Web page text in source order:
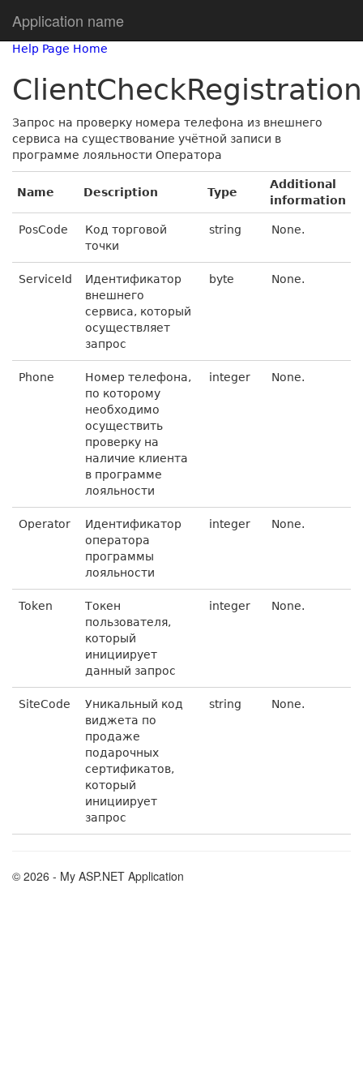
Application name
Help Page Home
Запрос на проверку номера телефона из внешнего
сервиса на существование учётной записи в
программе лояльности Оператора
Name Description Type
Additional
information
PosCode
Код торговой
точки
string None.
ServiceId
Идентификатор
внешнего
сервиса, который
осуществляет
запрос
byte None.
Phone
Номер телефона,
по которому
необходимо
осуществить
проверку на
наличие клиента
в программе
лояльности
integer None.
Operator
Идентификатор
оператора
программы
лояльности
integer None.
Token
Токен
пользователя,
который
инициирует
данный запрос
integer None.
SiteCode
Уникальный код
виджета по
продаже
подарочных
сертификатов,
который
инициирует
запрос
string None.
© 2026 - My ASP.NET Application